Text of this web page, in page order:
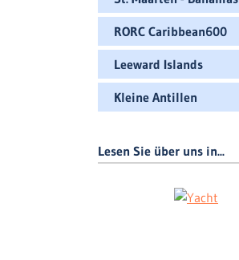
RORC Caribbean600
Leeward Islands
Kleine Antillen
Lesen Sie über uns in...